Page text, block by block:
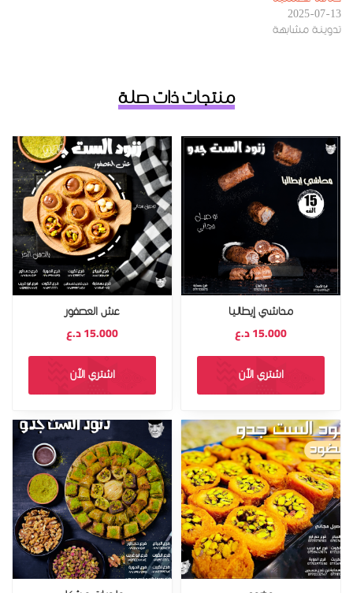
2025-07-13
تدوينة مشابهة
منتجات ذات صلة
محاشي إيطاليا
15.000د.ع
اشتري الآن
عش العصفور
15.000د.ع
اشتري الآن